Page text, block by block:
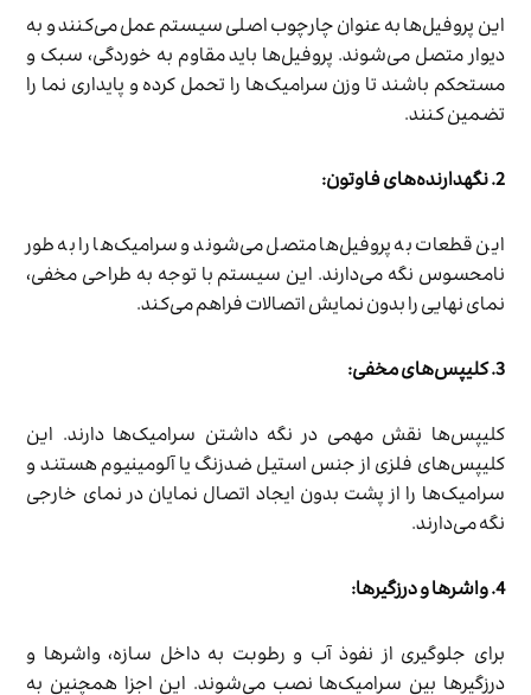
این پروفیل‌ها به عنوان چارچوب اصلی سیستم عمل می‌کنند و به
دیوار متصل می‌شوند. پروفیل‌ها باید مقاوم به خوردگی، سبک و
مستحکم باشند تا وزن سرامیک‌ها را تحمل کرده و پایداری نما را
تضمین کنند.
2. نگهدارنده‌های فاوتون:
این قطعات به پروفیل‌ها متصل می‌شوند و سرامیک‌ها را به طور
نامحسوس نگه می‌دارند. این سیستم با توجه به طراحی مخفی،
نمای نهایی را بدون نمایش اتصالات فراهم می‌کند.
3. کلیپس‌های مخفی:
کلیپس‌ها نقش مهمی در نگه داشتن سرامیک‌ها دارند. این
کلیپس‌های فلزی از جنس استیل ضدزنگ یا آلومینیوم هستند و
سرامیک‌ها را از پشت بدون ایجاد اتصال نمایان در نمای خارجی
نگه می‌دارند.
4. واشرها و درزگیرها:
برای جلوگیری از نفوذ آب و رطوبت به داخل سازه، واشرها و
درزگیرها بین سرامیک‌ها نصب می‌شوند. این اجزا همچنین به